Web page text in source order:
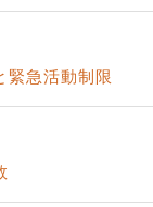
緊急活動制限